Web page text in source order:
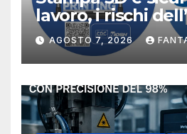
lavoro, i rischi
manufacturing
NIOSH
AGOSTO 7, 2026